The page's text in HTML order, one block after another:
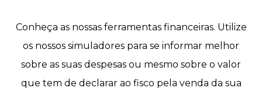
Conheça as nossas ferramentas financeiras. Utilize
os nossos simuladores para se informar melhor
sobre as suas despesas ou mesmo sobre o valor
que tem de declarar ao fisco pela venda da sua